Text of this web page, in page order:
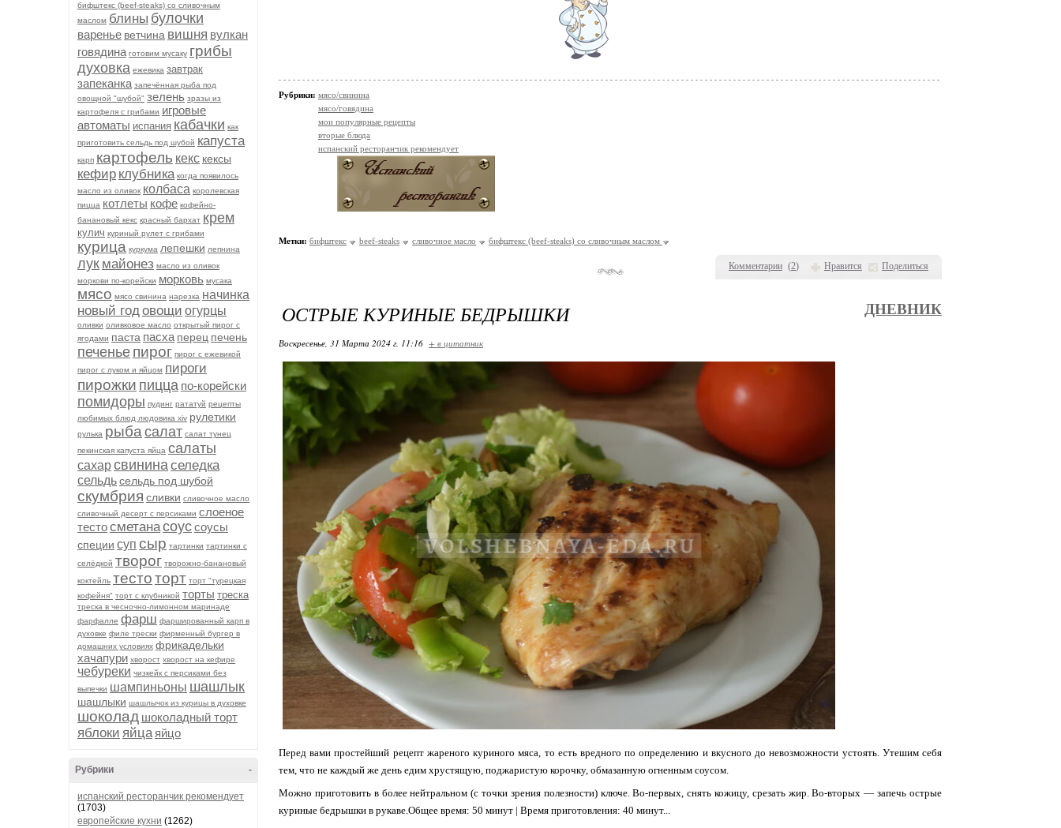
бифштекс (beef-stеаks) со сливочным
маслом блины булочки
варенье ветчина вишня вулкан
говядина готовим мусаку грибы
духовка ежевика завтрак
запеканка запечённая рыба под
овощной "шубой" зелень зразы из
картофеля с грибами игровые
автоматы испания кабачки как
приготовить сельдь под шубой капуста
карп картофель кекс кексы
кефир клубника когда появилось
масло из оливок колбаса королевская
пицца котлеты кофе кофейно-
банановый кекс красный бархат крем
кулич куриный рулет с грибами
курица куркума лепешки лепнина
лук майонез масло из оливок
моркови по-корейски морковь мусака
мясо мясо свинина нарезка начинка
новый годовощи огурцы
оливки оливковое масло открытый пирог с
ягодами паста пасха перец печень
печенье пирог пирог с ежевикой
пирог с луком и яйцом пироги
пирожки пицца по-корейски
помидоры пудинг рататуй рецепты
любимых блюд людовика xiv рулетики
рулька рыба салат салат тунец
пекинская капуста яйца салаты
сахарсвининаселедка
сельдьсельдь под шубой
скумбрия сливки сливочное масло
сливочный десерт с персиками слоеное
тестосметанасоуссоусы
специи суп сыр тартинки тартинки с
селёдкой творог творожно-банановый
коктейль тестоторт торт "турецкая
кофейня" торт с клубникой торты треска
треска в чесночно-лимонном маринаде
фарфалле фарш фаршированный карп в
духовке филе трески фирменный бургер в
домашних условиях фрикадельки
хачапури хворост хворост на кефире
чебуреки чизкейк с персиками без
выпечки шампиньоны шашлык
шашлыки шашлычок из курицы в духовке
шоколад шоколадный торт
яблоки яйца яйцо
-
Рубрики
испанский ресторанчик рекомендует
(1703)
европейские кухни (1262)
Комментарии (2) Нравится Поделиться
Рубрики: мясо/свинина
мясо/говядина
мои популярные рецепты
вторые блюда
испанский ресторанчик рекомендует
Метки: бифштекс beef-stеаks сливочное масло бифштекс (beef-stеаks) со сливочным маслом
ОСТРЫЕ КУРИНЫЕ БЕДРЫШКИ ДНЕВНИК
Воскресенье, 31 Марта 2024 г. 11:16 + в цитатник
Перед вами простейший рецепт жареного куриного мяса, то есть вредного по определению и вкусного до невозможности устоять. Утешим себя
тем, что не каждый же день едим хрустящую, поджаристую корочку, обмазанную огненным соусом.
Можно приготовить в более нейтральном (с точки зрения полезности) ключе. Во-первых, снять кожицу, срезать жир. Во-вторых — запечь острые
куриные бедрышки в рукаве.Общее время: 50 минут | Время приготовления: 40 минут...